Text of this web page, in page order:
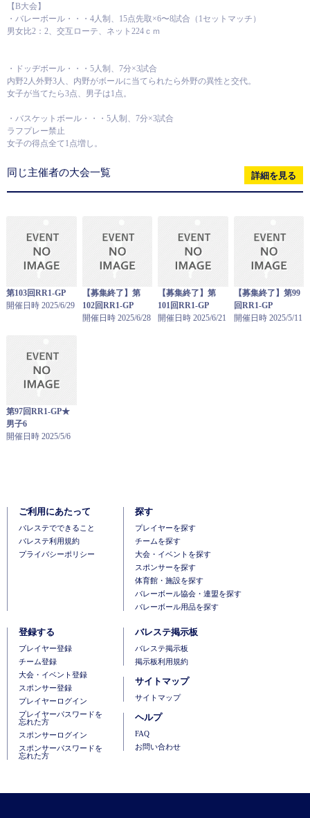
【B大会】
・バレーボール・・・4人制、15点先取×6〜8試合（1セットマッチ）
男女比2：2、交互ローテ、ネット224ｃｍ
・ドッヂボール・・・5人制、7分×3試合
内野2人外野3人、内野がボールに当てられたら外野の異性と交代。
女子が当てたら3点、男子は1点。
・バスケットボール・・・5人制、7分×3試合
ラフプレー禁止
女子の得点全て1点増し。
同じ主催者の大会一覧 詳細を見る
第103回RR1-GP
開催日時 2025/6/29
【募集終了】第
102回RR1-GP
開催日時 2025/6/28
【募集終了】第
101回RR1-GP
開催日時 2025/6/21
【募集終了】第99
回RR1-GP
開催日時 2025/5/11
第97回RR1-GP★
男子6
開催日時 2025/5/6
ご利用にあたって
バレステでできること
バレステ利用規約
プライバシーポリシー
探す
プレイヤーを探す
チームを探す
大会・イベントを探す
スポンサーを探す
体育館・施設を探す
バレーボール協会・連盟を探す
バレーボール用品を探す
登録する
ブレイヤー登録
チーム登録
大会・イベント登録
スポンサー登録
プレイヤーログイン
プレイヤーパスワードを
忘れた方
スポンサーログイン
スポンサーパスワードを
忘れた方
バレステ掲示板
バレステ掲示板
掲示板利用規約
サイトマップ
サイトマップ
ヘルプ
FAQ
お問い合わせ